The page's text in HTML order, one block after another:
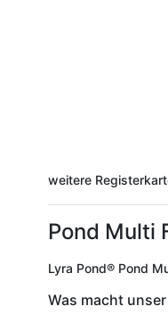
weitere
Pond Multi
Lyra Pond® Pond
Was macht